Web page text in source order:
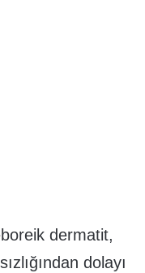
dermatit,
dolayı